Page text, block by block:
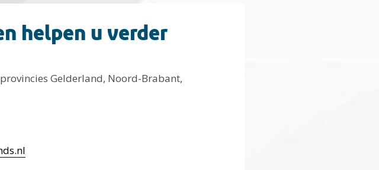
helpen u verder
Gelderland, Noord-Brabant,